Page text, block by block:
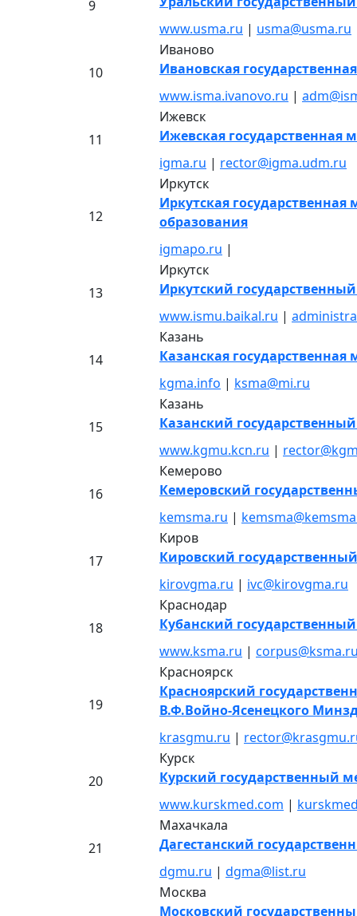
9
www.usma.ru | usma@usma.ru
10
Иваново
Ивановская
www.isma.ivanovo.ru |
11
Ижевск
Ижевская государственная
igma.ru | rector@igma.udm.ru
12
Иркутск
Иркутская
образования
igmapo.ru |
13
Иркутск
Иркутский
www.ismu.baikal.ru |
14
Казань
Казанская
kgma.info | ksma@mi.ru
15
Казань
Казанский
www.kgmu.kcn.ru |
16
Кемерово
Кемеровский
kemsma.ru |
17
Киров
Кировский
kirovgma.ru | ivc@kirovgma.ru
18
Краснодар
Кубанский
www.ksma.ru |
19
Красноярск
Красноярский
В.Ф.Войно-Ясенецкого
krasgmu.ru |
20
Курск
Курский государственный
www.kurskmed.com |
21
Махачкала
Дагестанский
dgmu.ru | dgma@list.ru
Москва
Московский